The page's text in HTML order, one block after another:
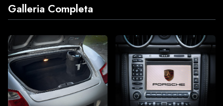
Galleria Completa